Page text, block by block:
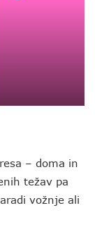
– doma in
težav pa
vožnje ali